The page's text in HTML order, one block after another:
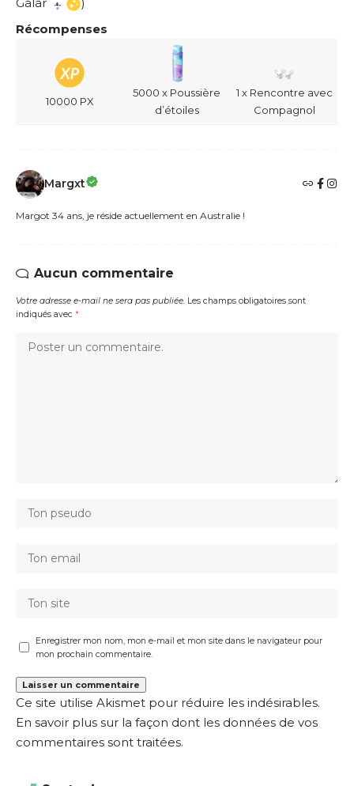
Récompenses
10000 PX
5000 x Poussière
d’étoiles
1 x Rencontre avec
Compagnol
Margxt
Margot 34 ans, je réside actuellement en Australie !
Aucun commentaire
Votre adresse e-mail ne sera pas publiée. Les champs obligatoires sont
indiqués avec *
Enregistrer mon nom, mon e-mail et mon site dans le navigateur pour
mon prochain commentaire.
Ce site utilise Akismet pour réduire les indésirables.
En savoir plus sur la façon dont les données de vos
commentaires sont traitées.